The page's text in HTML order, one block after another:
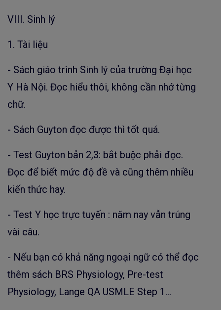
VIII. Sinh lý
1. Tài liệu
- Sách giáo trình Sinh lý của trường Đại học
Y Hà Nội. Đọc hiểu thôi, không cần nhớ từng
chữ.
- Sách Guyton đọc được thì tốt quá.
- Test Guyton bản 2,3: bắt buộc phải đọc.
Đọc để biết mức độ đề và cũng thêm nhiều
kiến thức hay.
- Test Y học trực tuyến : năm nay vẫn trúng
vài câu.
- Nếu bạn có khả năng ngoại ngữ có thể đọc
thêm sách BRS Physiology, Pre-test
Physiology, Lange QA USMLE Step 1…